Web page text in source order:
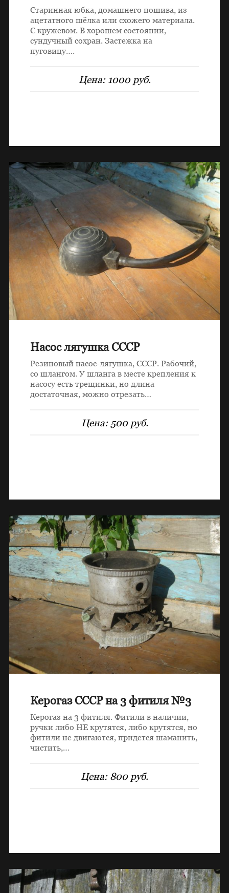
Старинная юбка, домашнего пошива, из
ацетатного шёлка или схожего материала.
С кружевом. В хорошем состоянии,
сундучный сохран. Застежка на
пуговицу….
Цена: 1000 руб.
Насос лягушка СССР
Резиновый насос-лягушка, СССР. Рабочий,
со шлангом. У шланга в месте крепления к
насосу есть трещинки, но длина
достаточная, можно отрезать…
Цена: 500 руб.
Керогаз СССР на 3 фитиля №3
Керогаз на 3 фитиля. Фитили в наличии,
ручки либо НЕ крутятся, либо крутятся, но
фитили не двигаются, придется шаманить,
чистить,…
Цена: 800 руб.